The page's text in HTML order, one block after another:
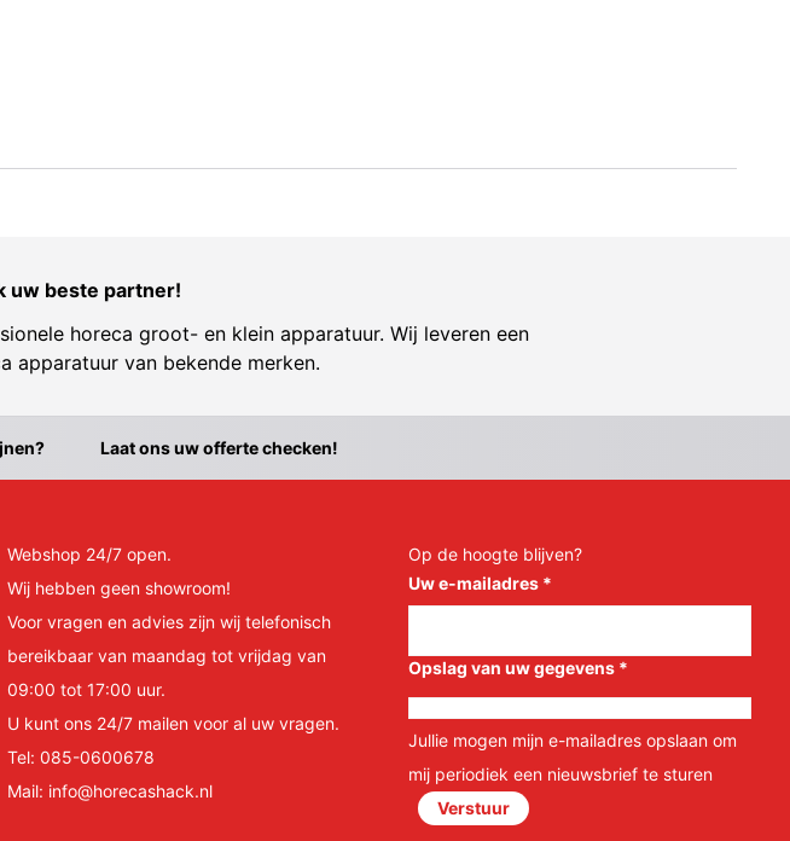
uw beste partner!
horeca groot- en klein apparatuur. Wij leveren een
apparatuur van bekende merken.
Laat ons uw offerte checken!
Webshop 24/7 open.
Wij hebben geen showroom!
Voor vragen en advies zijn wij telefonisch
bereikbaar van maandag tot vrijdag van
09:00 tot 17:00 uur.
U kunt ons 24/7 mailen voor al uw vragen.
Tel: 085-0600678
Mail: info@horecashack.nl
Op de hoogte blijven?
Uw e-mailadres *
Opslag van uw gegevens *
Jullie mogen mijn e-mailadres opslaan om
mij periodiek een nieuwsbrief te sturen
Verstuur